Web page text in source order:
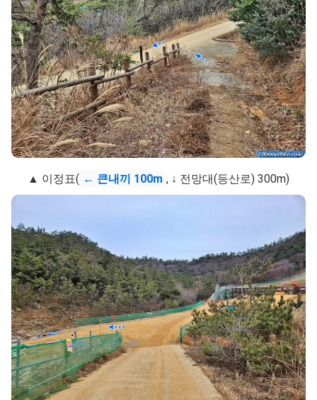
▲ 이정표( ← 큰내끼 100m , ↓ 전망대(등산로) 300m)